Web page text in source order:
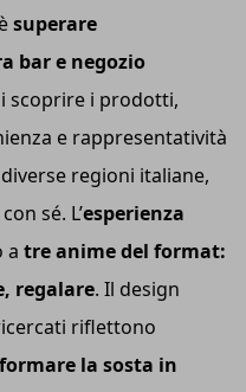
superare
bar e negozio
scoprire i prodotti,
e rappresentatività
regioni italiane,
sé. L’esperienza
a tre anime del format:
regalare. Il design
riflettono
la sosta in